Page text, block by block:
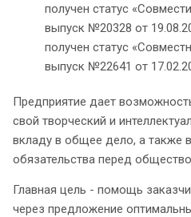
получен статус
выпуск №20328 от
получен статус
выпуск №22641 от
Предприятие дает
свой творческий и
вкладу в общее дело, а также
обязательства перед
Главная цель - помощь
через предложение